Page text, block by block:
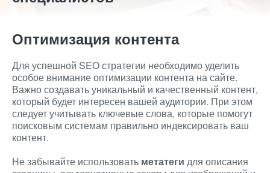
Оптимизация контента
Для успешной SEO стратегии необходимо уделить
особое внимание оптимизации контента на сайте.
Важно создавать уникальный и качественный контент,
который будет интересен вашей аудитории. При этом
следует учитывать ключевые слова, которые помогут
поисковым системам правильно индексировать ваш
контент.
Не забывайте использовать метатеги для описания